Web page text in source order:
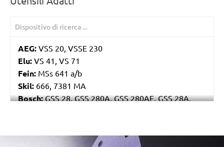
AEG: VSS 20, VSSE 230
Elu: VS 41, VS 71
Fein: MSs 641 a/b
Skil: 666, 7381 MA
Bosch:GSS 28, GSS 280A, GSS 280AE, GSS 28A,
Kress:250 RSE Set, 300 RSE, CRS 6165 A, CRS 6175
/marketing/parallax/menzer/parallax_logos/